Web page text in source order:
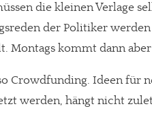
die kleinen Verlage
der Politiker
Montags kommt dann
Crowdfunding. Ideen für
werden, hängt nicht